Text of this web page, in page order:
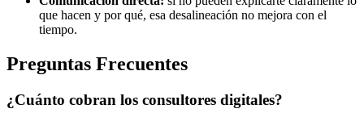
que hacen y por qué, esa desalineación no mejora con el
tiempo.
Preguntas Frecuentes
¿Cuánto cobran los consultores digitales?